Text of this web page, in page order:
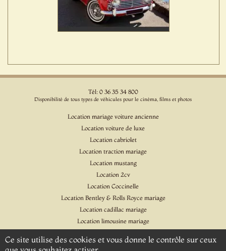
Tél: 0 36 35 34 800
Disponibilité de tous types de véhicules pour le cinéma, films et photos
Location mariage voiture ancienne
Location voiture de luxe
Location cabriolet
Location traction mariage
Location mustang
Location 2cv
Location Coccinelle
Location Bentley & Rolls Royce mariage
Location cadillac mariage
Location limousine mariage
Location Citroen DS
Ce site utilise des cookies et vous donne le contrôle sur ceux